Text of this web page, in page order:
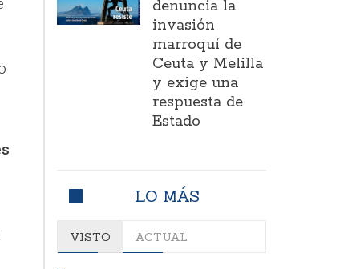
denuncia la
invasión
marroquí de
Ceuta y Melilla
y exige una
respuesta de
Estado
LO MÁS
VISTO ACTUAL